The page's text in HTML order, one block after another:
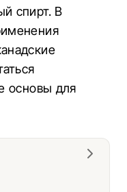
спирт. В
основы для